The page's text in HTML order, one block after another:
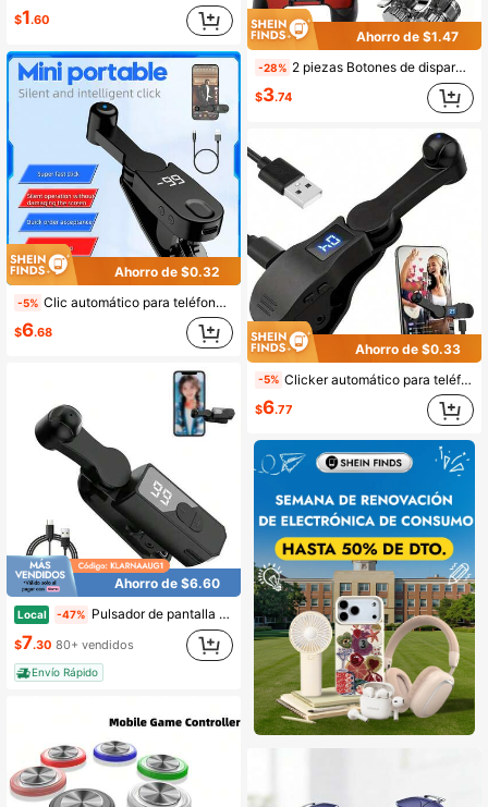
$1.60
Ahorro de $0.32
-5% Clic automático para teléfono inteligente, dispositivo de velocidad de pantalla de teléfono para aplicaciones de /iPad, simulación de dedo de clic rápido continuo para juegos, me gusta en transmisiones en vivo, toques en vivo
$6.68
Ahorro de $6.60
Local -47% Pulsador de pantalla automático
$7.30 80+ vendidos
Envío Rápido
Ahorro de $1.47
-28% 2 piezas Botones de disparo sensibles al juego FPS, diseño de clip antideslizante, adecuado para fundas de teléfono delgadas
$3.74
Ahorro de $0.33
-5% Clicker automático para teléfono inteligente, un clicker rápido para dispositivos de pantalla y aplicaciones de iPad, simulador de clic rápido de juegos y en vivo - Streaming de likes
$6.77